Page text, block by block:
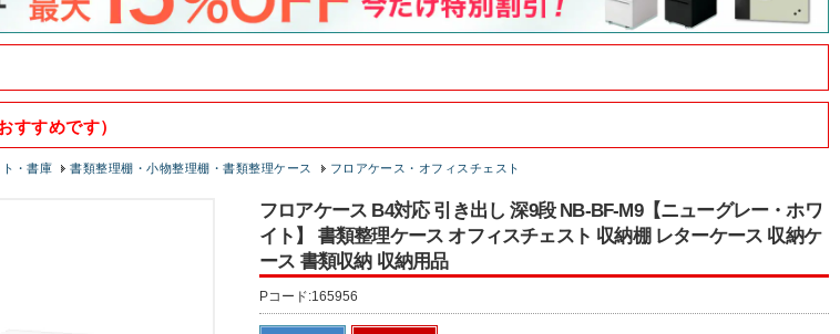
すすめです）
・書庫 書類整理棚・小物整理棚・書類整理ケース フロアケース・オフィスチェスト
フロアケース B4対応 引き出し 深9段 NB-BF-M9【ニューグレー・ホワ
イト】 書類整理ケース オフィスチェスト 収納棚 レターケース 収納ケ
ース 書類収納 収納用品
Pコード:165956